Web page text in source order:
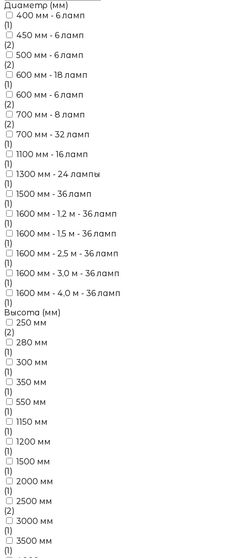
Диаметр (мм)
400 мм - 6 ламп
(1)
450 мм - 6 ламп
(2)
500 мм - 6 ламп
(2)
600 мм - 18 ламп
(1)
600 мм - 6 ламп
(2)
700 мм - 8 ламп
(2)
700 мм - 32 ламп
(1)
1100 мм - 16 ламп
(1)
1300 мм - 24 лампы
(1)
1500 мм - 36 ламп
(1)
1600 мм - 1,2 м - 36 ламп
(1)
1600 мм - 1,5 м - 36 ламп
(1)
1600 мм - 2,5 м - 36 ламп
(1)
1600 мм - 3,0 м - 36 ламп
(1)
1600 мм - 4,0 м - 36 ламп
(1)
Высота (мм)
250 мм
(2)
280 мм
(1)
300 мм
(1)
350 мм
(1)
550 мм
(1)
1150 мм
(1)
1200 мм
(1)
1500 мм
(1)
2000 мм
(1)
2500 мм
(2)
3000 мм
(1)
3500 мм
(1)